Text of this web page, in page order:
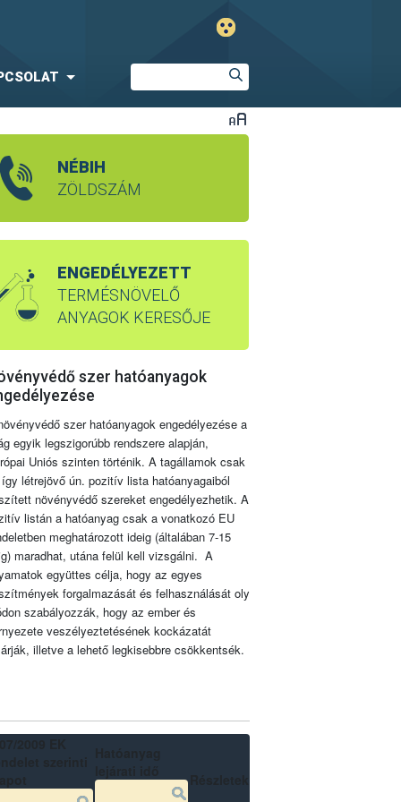
NÉBIH
ZÖLDSZÁM
ENGEDÉLYEZETT
TERMÉSNÖVELŐ
ANYAGOK KERESŐJE
szer hatóanyagok
szer hatóanyagok engedélyezése a
egyik legszigorúbb rendszere alapján,
Uniós szinten történik. A tagállamok csak
létrejövő ún. pozitív lista hatóanyagaiból
növényvédő szereket engedélyezhetik. A
listán a hatóanyag csak a vonatkozó EU
meghatározott ideig (általában 7-15
maradhat, utána felül kell vizsgálni. A
együttes célja, hogy az egyes
forgalmazását és felhasználását oly
szabályozzák, hogy az ember és
veszélyeztetésének kockázatát
illetve a lehető legkisebbre csökkentsék.